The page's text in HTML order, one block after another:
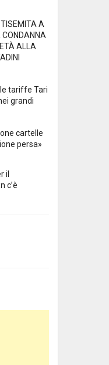
A
CONDANNA
ALLA
tariffe Tari
grandi
cartelle
persa»
il
c’è